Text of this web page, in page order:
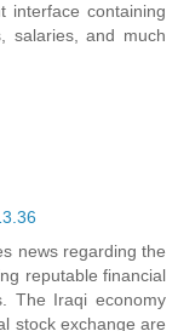
interface containing
salaries, and much
news regarding the
reputable financial
The Iraqi economy
stock exchange are